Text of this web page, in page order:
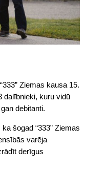
Ziemas kausa 15.
dalībnieki, kuru vidū
debitanti.
šogad “333” Ziemas
varēja
derīgus